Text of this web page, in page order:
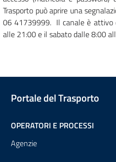
Trasporto può aprire una
06 41739999. Il canale è attivo
alle 21:00 e il sabato dalle 8:00
Portale del Trasporto
OPERATORI E PROCESSI
Agenzie